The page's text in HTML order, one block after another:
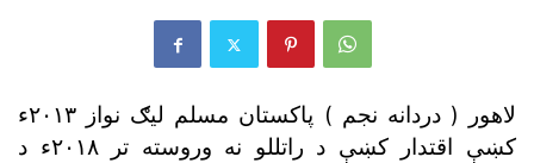
لاهور ( دردانه نجم ) پاکستان مسلم ليګ نواز ٢٠١٣ء
کښې اقتدار کښې د راتللو نه وروسته تر ٢٠١٨ء د